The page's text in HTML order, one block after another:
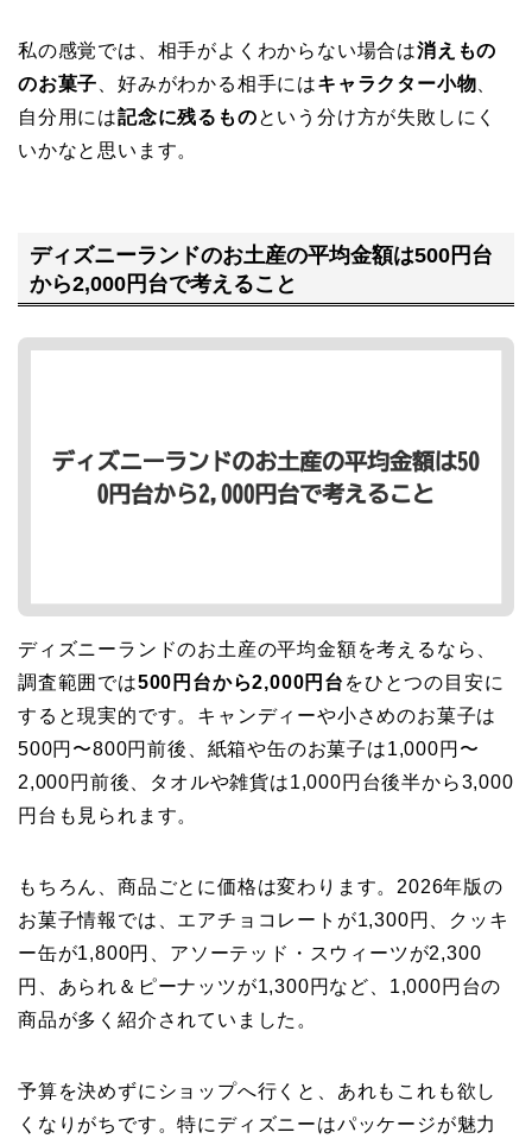
私の感覚では、相手がよくわからない場合は消えもの
のお菓子 、好みがわかる相手にはキャラクター小物
自分用には記念に残るものという分け方が失敗しにく
いかなと思います。
ディズニーランドのお土産の平均金額は500円台
から2,000円台で考えること
ディズニーランドのお土産の平均金額を考えるなら、
調査範囲では500円台から2,000円台 をひとつの目安に
すると現実的です。キャンディーや小さめのお菓子は
500円〜800円前後、紙箱や缶のお菓子は1,000円〜
2,000円前後、タオルや雑貨は1,000円台後半から3,000
円台も見られます。
もちろん、商品ごとに価格は変わります。2026年版の
お菓子情報では、エアチョコレートが1,300円、クッキ
ー缶が1,800円、アソーテッド・スウィーツが2,300
円、あられ＆ピーナッツが1,300円など、1,000円台の
商品が多く紹介されていました。
予算を決めずにショップへ行くと、あれもこれも欲し
くなりがちです。特にディズニーはパッケージが魅力